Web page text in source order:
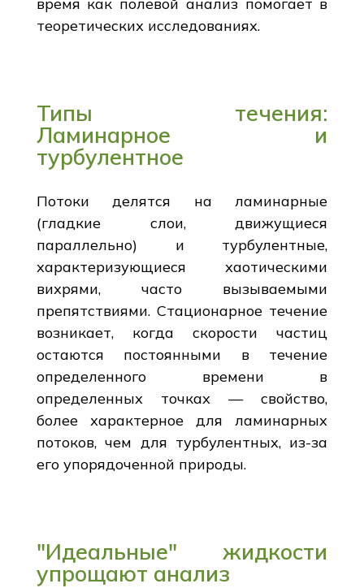
теоретических исследованиях.
Типы течения:
Ламинарное и
турбулентное
Потоки делятся на ламинарные
(гладкие слои, движущиеся
параллельно) и турбулентные,
характеризующиеся хаотическими
вихрями, часто вызываемыми
препятствиями. Стационарное течение
возникает, когда скорости частиц
остаются постоянными в течение
определенного времени в
определенных точках — свойство,
более характерное для ламинарных
потоков, чем для турбулентных, из-за
его упорядоченной природы.
"Идеальные" жидкости
упрощают анализ